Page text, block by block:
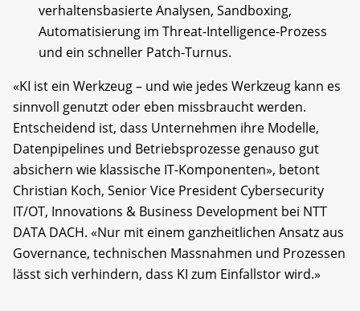
verhaltensbasierte Analysen, Sandboxing,
Automatisierung im Threat-Intelligence-Prozess
und ein schneller Patch-Turnus.
«KI ist ein Werkzeug – und wie jedes Werkzeug kann es
sinnvoll genutzt oder eben missbraucht werden.
Entscheidend ist, dass Unternehmen ihre Modelle,
Datenpipelines und Betriebsprozesse genauso gut
absichern wie klassische IT-Komponenten», betont
Christian Koch, Senior Vice President Cybersecurity
IT/OT, Innovations & Business Development bei NTT
DATA DACH. «Nur mit einem ganzheitlichen Ansatz aus
Governance, technischen Massnahmen und Prozessen
lässt sich verhindern, dass KI zum Einfallstor wird.»